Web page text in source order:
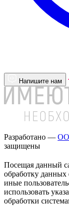
Напишите нам
Разработано —
защищены
Посещая данный
обработку
иные
использовать
обработки